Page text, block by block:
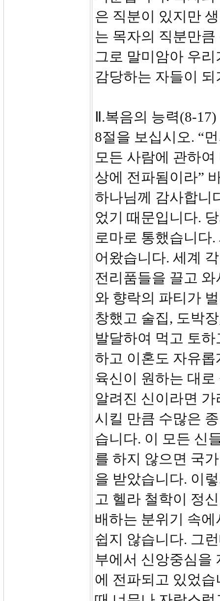
은 직분이 있지만
는 목자의 직분만
그로 말미암아 우
감당하는 자들이
Ⅱ.복음의 능력(8-17)
8절을 보십시오. “
모든 사람에 관하
상에 전파됨이라”
하나님께 감사합니
었기 때문입니다.
로마로 통했습니다
어왔습니다. 세계
전리품들을 끌고
와 향락의 파티가
창했고 술집, 도박
발달하여 먹고 토
하고 이혼도 자유
육신이 원하는 대
알려진 신이라면
시킬 만큼 수많은
습니다. 이 모든 신
를 하지 않으면 국
을 받았습니다. 이
고 헬라 철학이 정
배하는 분위기 속
쉽지 않습니다. 그
부에서 신앙중심을
에 전파되고 있었